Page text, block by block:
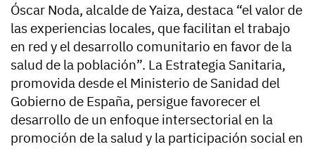
Óscar Noda, alcalde de Yaiza, destaca “el valor de
las experiencias locales, que facilitan el trabajo
en red y el desarrollo comunitario en favor de la
salud de la población”. La Estrategia Sanitaria,
promovida desde el Ministerio de Sanidad del
Gobierno de España, persigue favorecer el
desarrollo de un enfoque intersectorial en la
promoción de la salud y la participación social en